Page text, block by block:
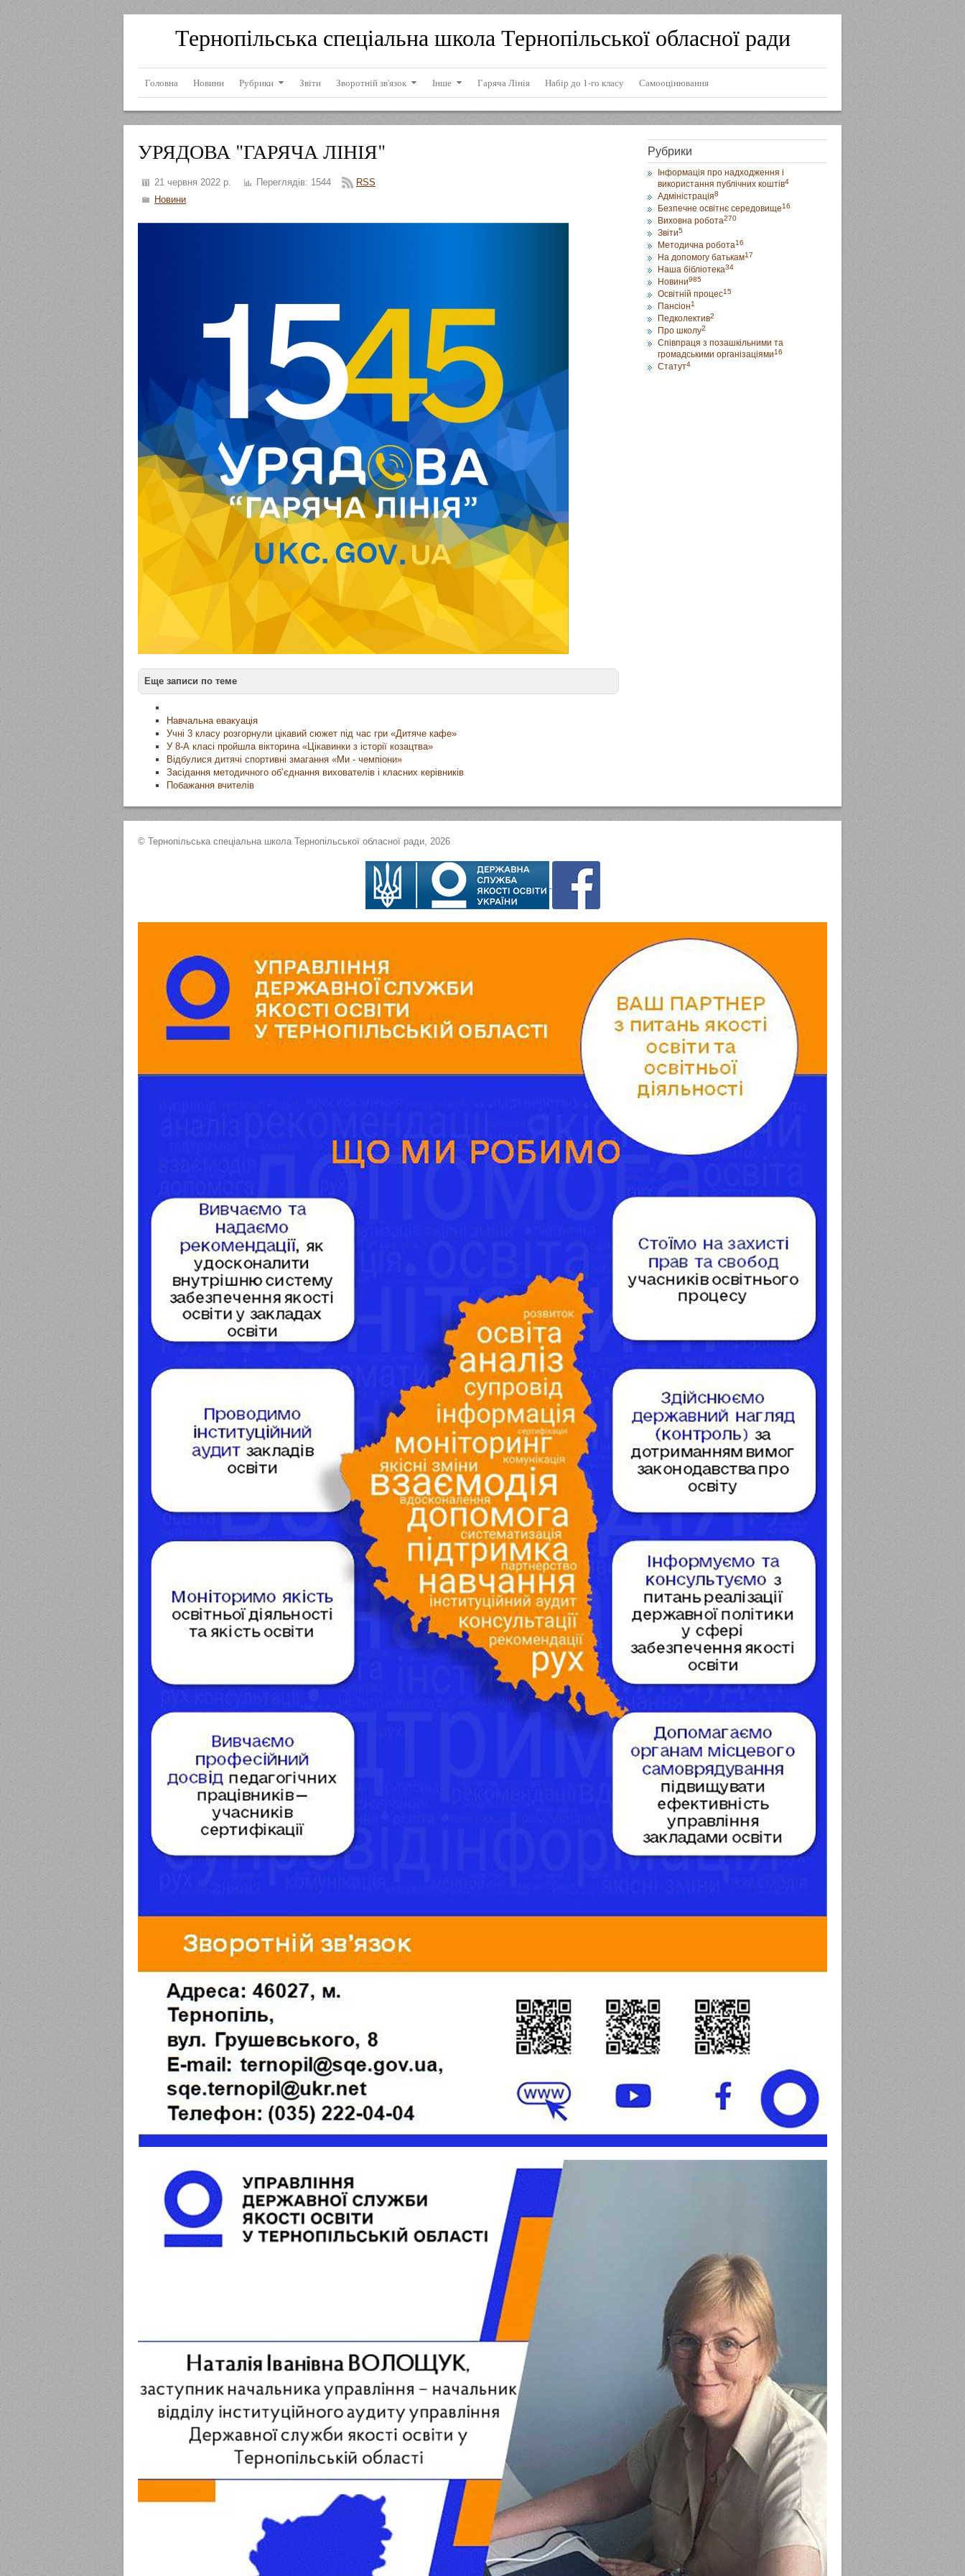
Тернопільська спеціальна школа Тернопільської обласної ради
Головна Новини Рубрики Звіти Зворотній зв'язок Інше Гаряча Лінія Набір до 1-го класу Самооцінювання
УРЯДОВА "ГАРЯЧА ЛІНІЯ"
21 червня 2022 р. Переглядів: 1544
RSS
Новини
Еще записи по теме
Навчальна евакуація
Учні 3 класу розгорнули цікавий сюжет під час гри «Дитяче кафе»
У 8-А класі пройшла вікторина «Цікавинки з історії козацтва»
Відбулися дитячі спортивні змагання «Ми - чемпіони»
Засідання методичного об’єднання вихователів і класних керівників
Побажання вчителів
Рубрики
Інформація про надходження і
використання публічних коштів4
Адміністрація8
Безпечне освітнє середовище16
Виховна робота270
Звіти5
Методична робота16
На допомогу батькам17
Наша бібліотека34
Новини985
Освітній процес15
Пансіон1
Педколектив2
Про школу2
Співпраця з позашкільними та
громадськими організаціями16
Статут4
© Тернопільська спеціальна школа Тернопільської обласної ради, 2026